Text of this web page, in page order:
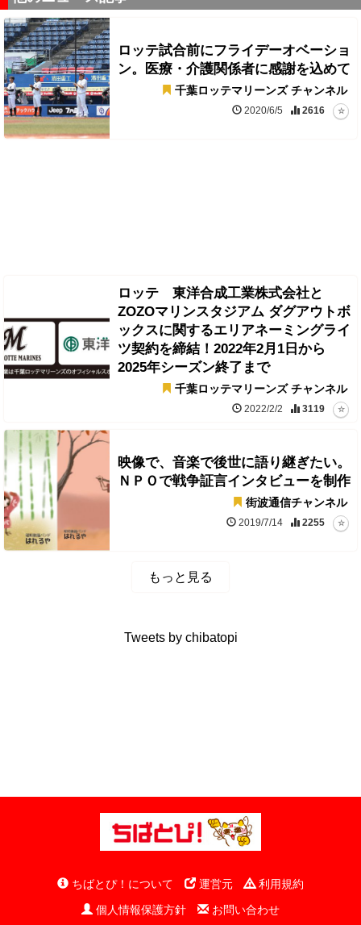
ロッテ試合前にフライデーオベーショ
ン。医療・介護関係者に感謝を込めて
千葉ロッテマリーンズ チャンネル
2020/6/5 2616
ロッテ 東洋合成工業株式会社と
ZOZOマリンスタジアム ダグアウトボ
ックスに関するエリアネーミングライ
ツ契約を締結！2022年2月1日から
2025年シーズン終了まで
千葉ロッテマリーンズ チャンネル
2022/2/2 3119
映像で、音楽で後世に語り継ぎたい。
ＮＰＯで戦争証言インタビューを制作
街波通信チャンネル
2019/7/14 2255
もっと見る
Tweets by chibatopi
ちばとぴ！について 運営元
利用規約
個人情報保護方針
お問い合わせ